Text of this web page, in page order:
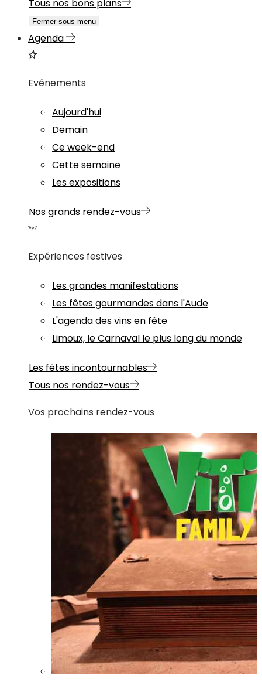
Tous nos bons plans
Fermer sous-menu
Agenda
Evénements
Aujourd'hui
Demain
Ce week-end
Cette semaine
Les expositions
Nos grands rendez-vous
Expériences festives
Les grandes manifestations
Les fêtes gourmandes dans l'Aude
L'agenda des vins en fête
Limoux, le Carnaval le plus long du monde
Les fêtes incontournables
Tous nos rendez-vous
Vos prochains rendez-vous